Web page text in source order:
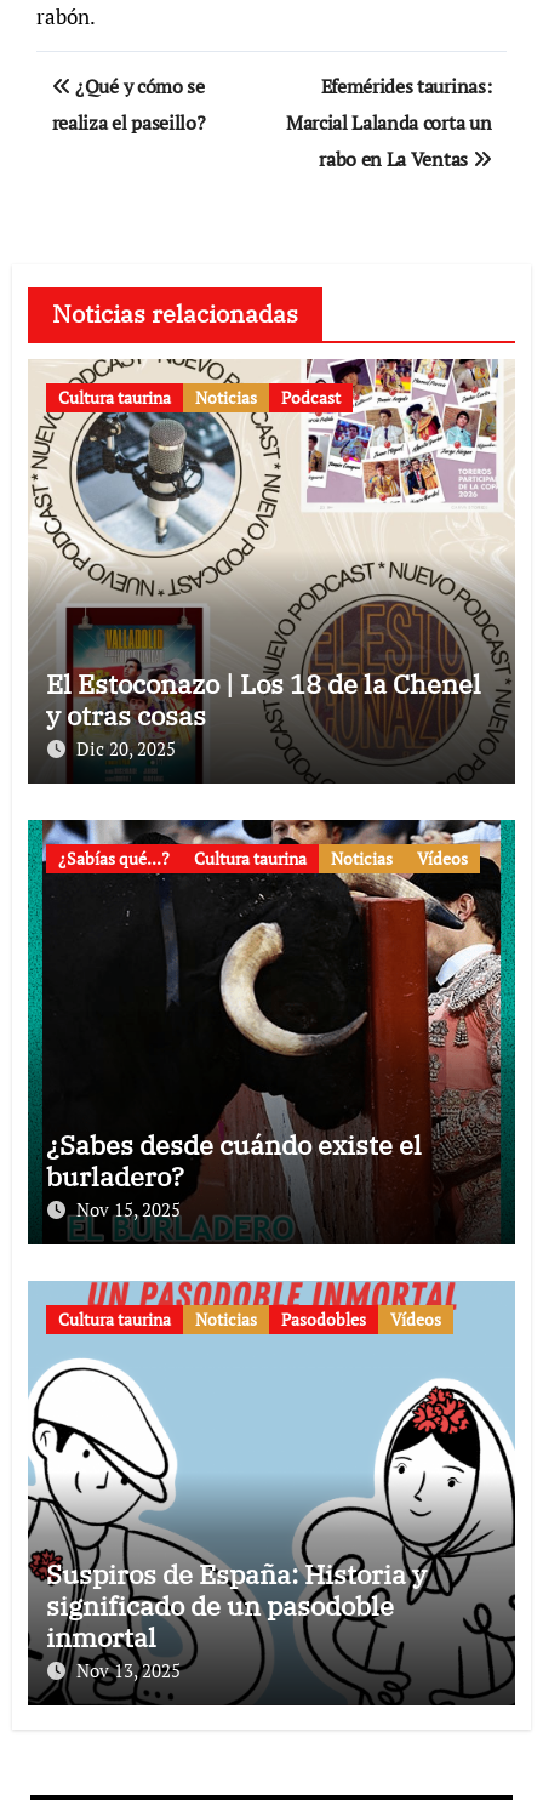
rabón.
Navegación
de
¿Qué y cómo se
realiza el paseillo?
Efemérides taurinas:
Marcial Lalanda corta un
rabo en La Ventas
Noticias relacionadas
Cultura taurina Noticias Podcast
El Estoconazo | Los 18 de la Chenel
y otras cosas
Dic 20, 2025
¿Sabías qué...? Cultura taurina Noticias Vídeos
¿Sabes desde cuándo existe el
burladero?
Nov 15, 2025
Cultura taurina Noticias Pasodobles Vídeos
Suspiros de España: Historia y
significado de un pasodoble
inmortal
Nov 13, 2025